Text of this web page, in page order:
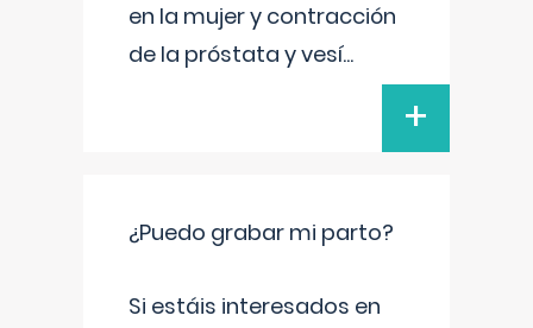
en la mujer y contracción
de la próstata y vesí...
+
¿Puedo grabar mi parto?
Si estáis interesados en